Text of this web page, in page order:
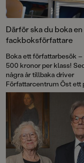
Därför ska du boka en
fackboksförfattare
Boka ett författarbesök –
500 kronor per klass!
några år tillbaka driver
Författarcentrum Öst ett
för att få ut fler
fackboksförfattare i
Det har slagit väl ut och
slås nya rekord.